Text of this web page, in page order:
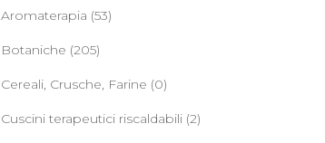
Aromaterapia (53)
Botaniche (205)
Cereali, Crusche, Farine (0)
Cuscini terapeutici riscaldabili (2)